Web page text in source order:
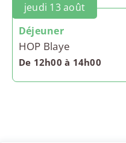
jeudi 13 août
Déjeuner
HOP Blaye
De 12h00 à 14h00